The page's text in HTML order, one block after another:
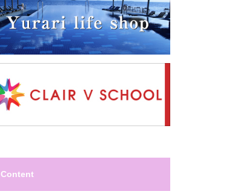
Content